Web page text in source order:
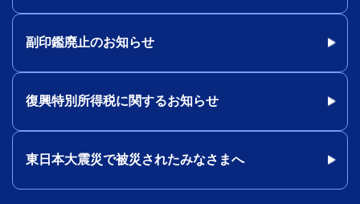
副印鑑廃止のお知らせ
復興特別所得税に関するお知らせ
東日本大震災で被災されたみなさまへ